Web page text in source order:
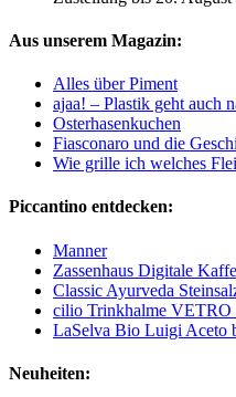
Aus unserem Magazin:
Alles über Piment
ajaa! – Plastik geht auch
Osterhasenkuchen
Fiasconaro und die
Wie grille ich welches
Piccantino entdecken:
Manner
Zassenhaus Digitale
Classic Ayurveda
cilio Trinkhalme VETRO
LaSelva Bio Luigi Aceto
Neuheiten: